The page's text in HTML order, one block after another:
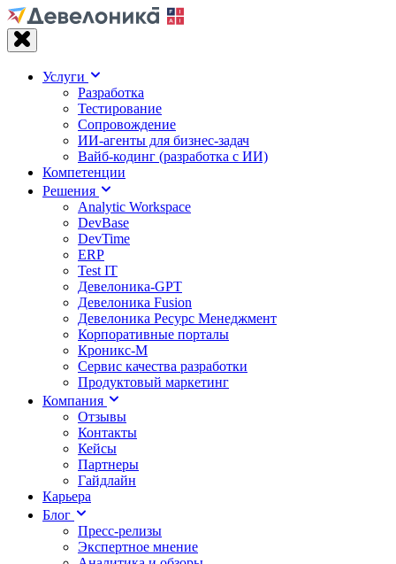
Услуги
Разработка
Тестирование
Сопровождение
ИИ-агенты для бизнес-задач
Вайб‑кодинг (разработка с ИИ)
Компетенции
Решения
Analytic Workspace
DevBase
DevTime
ERP
Test IT
Девелоника-GPT
Девелоника Fusion
Девелоника Ресурс Менеджмент
Корпоративные порталы
Кроникс-М
Сервис качества разработки
Продуктовый маркетинг
Компания
Отзывы
Контакты
Кейсы
Партнеры
Гайдлайн
Карьера
Блог
Пресс-релизы
Экспертное мнение